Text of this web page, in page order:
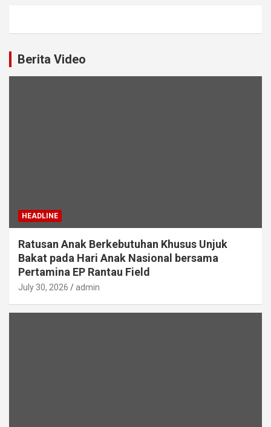
Berita Video
HEADLINE
Ratusan Anak Berkebutuhan Khusus Unjuk
Bakat pada Hari Anak Nasional bersama
Pertamina EP Rantau Field
July 30, 2026 admin